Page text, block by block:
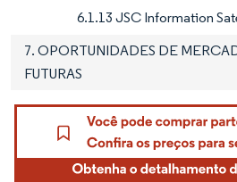
6.1.13 JSC Information
7. OPORTUNIDADES DE
FUTURAS